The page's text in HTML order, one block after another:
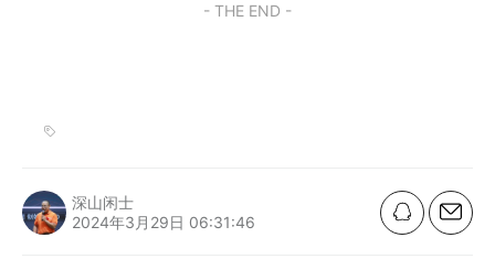
- THE END -
深山闲士
2024年3月29日 06:31:46